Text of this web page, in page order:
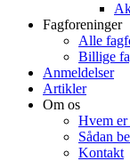
Fagforeninger
Alle
Billige
Anmeldelser
Artikler
Om os
Hvem
Sådan
Kontakt